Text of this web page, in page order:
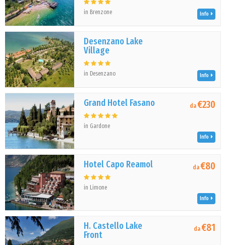
in Brenzone Info
Desenzano Lake
Village
in Desenzano Info
Grand Hotel Fasano
in Gardone
da€230
Info
Hotel Capo Reamol
in Limone
da€80
Info
H. Castello Lake
Front
da€81